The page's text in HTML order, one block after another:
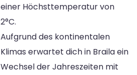
einer Höchsttemperatur von
2°C.
Aufgrund des kontinentalen
Klimas erwartet dich in Braila ein
Wechsel der Jahreszeiten mit